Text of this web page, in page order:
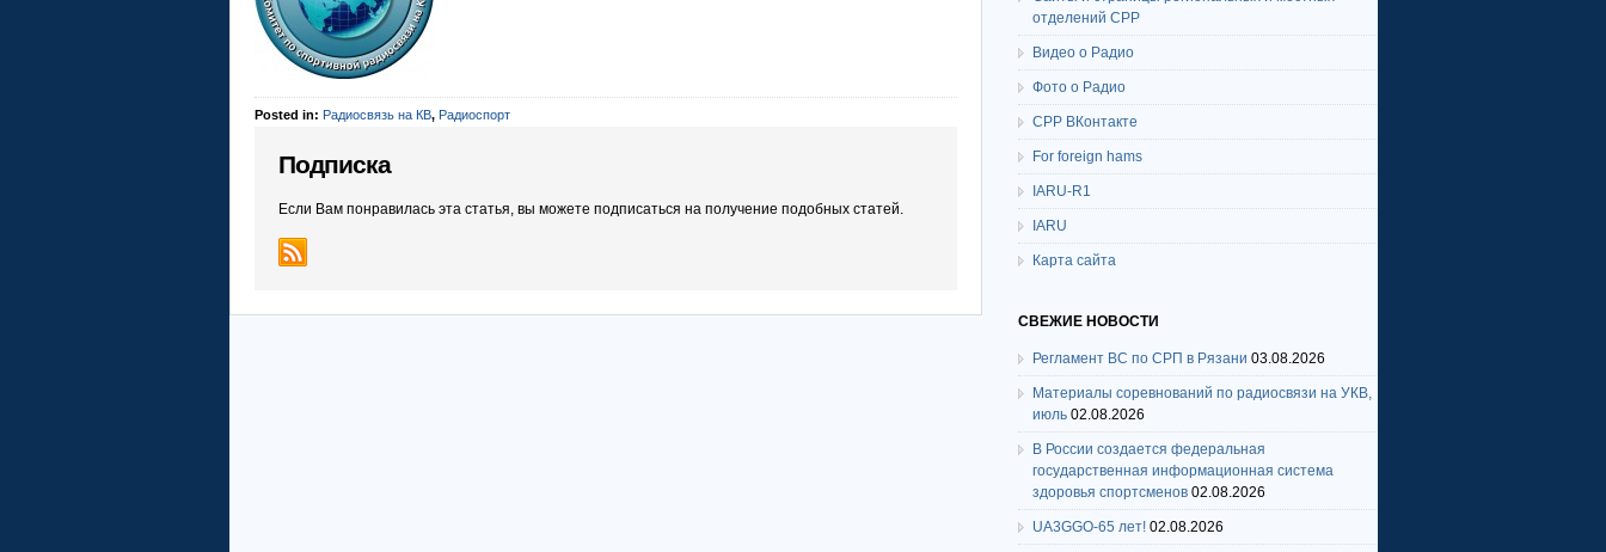
Posted in: Радиосвязь на КВ, Радиоспорт
Подписка
Если Вам понравилась эта статья, вы можете подписаться на получение подобных статей.
отделений СРР
Видео о Радио
Фото о Радио
СРР ВКонтакте
For foreign hams
IARU-R1
IARU
Карта сайта
СВЕЖИЕ НОВОСТИ
Регламент ВС по СРП в Рязани 03.08.2026
Материалы соревнований по радиосвязи на УКВ,
июль 02.08.2026
В России создается федеральная
государственная информационная система
здоровья спортсменов 02.08.2026
UA3GGO-65 лет! 02.08.2026